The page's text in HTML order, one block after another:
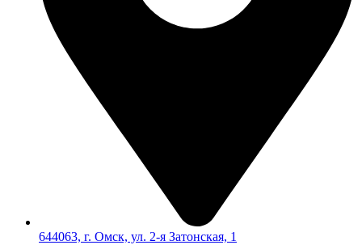
644063, г. Омск, ул. 2-я Затонская, 1